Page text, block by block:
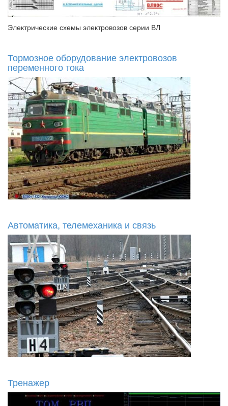
Электрические схемы электровозов серии ВЛ
Тормозное оборудование электровозов
переменного тока
Автоматика, телемеханика и связь
Тренажер